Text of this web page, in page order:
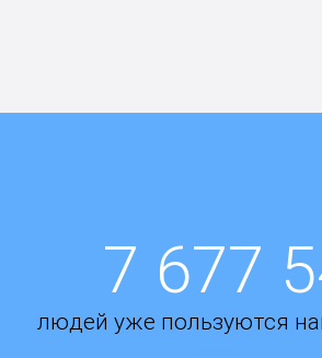
7 677
людей уже пользуются